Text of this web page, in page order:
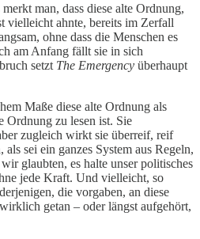
man, dass diese alte Ordnung,
vielleicht ahnte, bereits im Zerfall
ohne dass die Menschen es
am Anfang fällt sie in sich
setzt The Emergency überhaupt
Maße diese alte Ordnung als
Ordnung zu lesen ist. Sie
zugleich wirkt sie überreif, reif
sei ein ganzes System aus Regeln,
glaubten, es halte unser politisches
jede Kraft. Und vielleicht, so
die vorgaben, an diese
getan – oder längst aufgehört,